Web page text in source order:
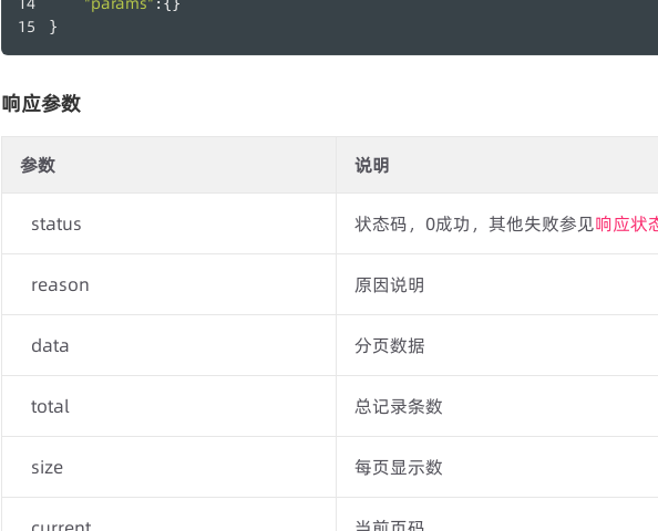
}
响应参数
参数 说明
status 状态码，0成功，其他失败参见响应状
reason 原因说明
data 分页数据
total 总记录条数
size 每页显示数